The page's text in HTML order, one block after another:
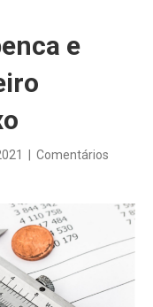
e
Comentários